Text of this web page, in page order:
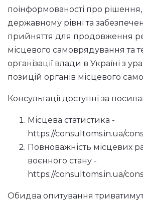
поінформованості про рішення,
державному рівні та
прийняття для продовження
місцевого самоврядування та
організації влади в Україні з
позицій органів місцевого
Консультації доступні за
Місцева статистика -
https://consultoms.in.ua/
Повноважність місцевих
воєнного стану -
https://consultoms.in.ua/
Обидва опитування